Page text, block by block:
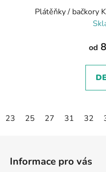
Plátěňky / bačkory
od
23 25 27 31 32
Informace pro vás